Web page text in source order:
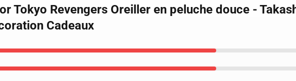
Tokyo Revengers Oreiller en peluche douce -
Cadeaux